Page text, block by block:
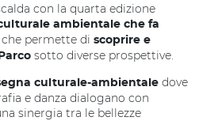
con la quarta edizione
ambientale che fa
che permette di scoprire e
sotto diverse prospettive.
culturale-ambientale dove
e danza dialogano con
sinergia tra le bellezze